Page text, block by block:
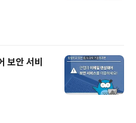
재료를 사..
변종으로 재
바 있습니다.
(OS)의 취약
게는 영향이
보안 서비